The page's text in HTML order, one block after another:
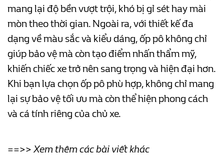
mang lại độ bền vượt trội, khó bị gỉ sét hay mài
mòn theo thời gian. Ngoài ra, với thiết kế đa
dạng về màu sắc và kiểu dáng, ốp pô không chỉ
giúp bảo vệ mà còn tạo điểm nhấn thẩm mỹ,
khiến chiếc xe trở nên sang trọng và hiện đại hơn.
Khi bạn lựa chọn ốp pô phù hợp, không chỉ mang
lại sự bảo vệ tối ưu mà còn thể hiện phong cách
và cá tính riêng của chủ xe.
==>> Xem thêm các bài viết khác